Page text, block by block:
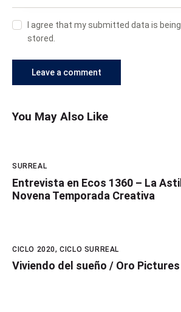
I agree that my submitted data is
stored.
You May Also Like
SURREAL
Entrevista en Ecos 1360 – La
Novena Temporada Creativa
CICLO 2020,CICLO SURREAL
Viviendo del sueño / Oro Pictures